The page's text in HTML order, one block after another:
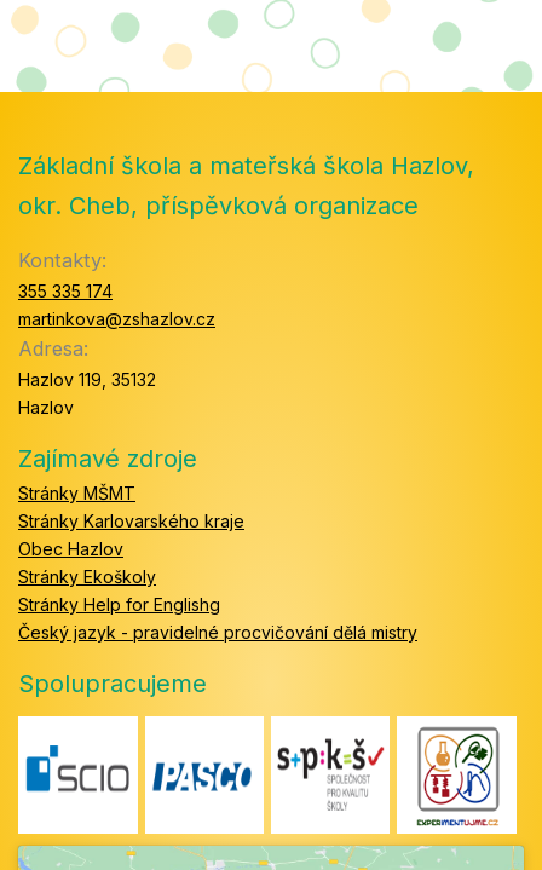
Základní škola a mateřská škola Hazlov,
okr. Cheb, příspěvková organizace
Kontakty:
355 335 174
martinkova@zshazlov.cz
Adresa:
Hazlov 119, 35132
Hazlov
Zajímavé zdroje
Stránky MŠMT
Stránky Karlovarského kraje
Obec Hazlov
Stránky Ekoškoly
Stránky Help for Englishg
Český jazyk - pravidelné procvičování dělá mistry
Spolupracujeme